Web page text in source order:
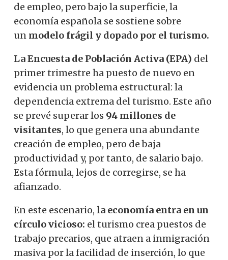
de empleo, pero bajo la superficie, la
economía española se sostiene sobre
un modelo frágil y dopado por el turismo.
La Encuesta de Población Activa (EPA) del
primer trimestre ha puesto de nuevo en
evidencia un problema estructural: la
dependencia extrema del turismo. Este año
se prevé superar los 94 millones de
visitantes, lo que genera una abundante
creación de empleo, pero de baja
productividad y, por tanto, de salario bajo.
Esta fórmula, lejos de corregirse, se ha
afianzado.
En este escenario, la economía entra en un
círculo vicioso: el turismo crea puestos de
trabajo precarios, que atraen a inmigración
masiva por la facilidad de inserción, lo que